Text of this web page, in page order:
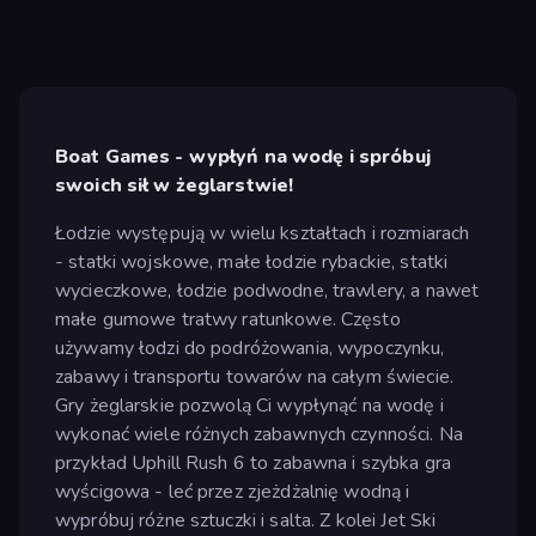
Boat Games - wypłyń na wodę i spróbuj
swoich sił w żeglarstwie!
Łodzie występują w wielu kształtach i rozmiarach
- statki wojskowe, małe łodzie rybackie, statki
wycieczkowe, łodzie podwodne, trawlery, a nawet
małe gumowe tratwy ratunkowe. Często
używamy łodzi do podróżowania, wypoczynku,
zabawy i transportu towarów na całym świecie.
Gry żeglarskie pozwolą Ci wypłynąć na wodę i
wykonać wiele różnych zabawnych czynności. Na
przykład Uphill Rush 6 to zabawna i szybka gra
wyścigowa - leć przez zjeżdżalnię wodną i
wypróbuj różne sztuczki i salta. Z kolei Jet Ski